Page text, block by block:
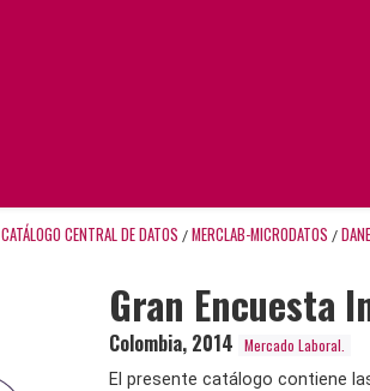
CATÁLOGO CENTRAL DE DATOS / MERCLAB-MICRODATOS /
Gran Encuesta
Colombia, 2014 Mercado Laboral.
El presente catálogo contiene